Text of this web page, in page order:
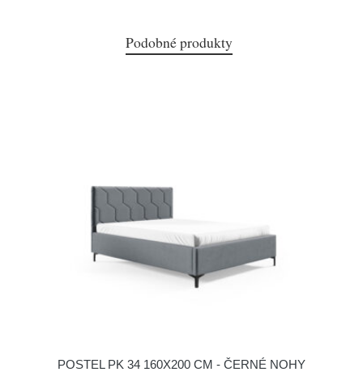
Podobné produkty
POSTEL PK 34 160X200 CM - ČERNÉ NOHY